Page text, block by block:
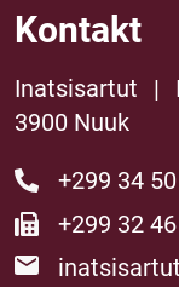
Kontakt
Inatsisartut |
3900 Nuuk
+299 34
+299 32